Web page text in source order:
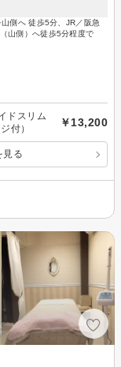
側へ 徒歩5分、JR／阪急
山側）へ徒歩5分程度で
ドスリム
付）
￥13,200
見る